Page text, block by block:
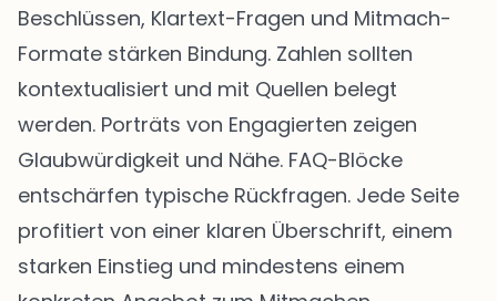
Beschlüssen, Klartext-Fragen und Mitmach-
Formate stärken Bindung. Zahlen sollten
kontextualisiert und mit Quellen belegt
werden. Porträts von Engagierten zeigen
Glaubwürdigkeit und Nähe. FAQ-Blöcke
entschärfen typische Rückfragen. Jede Seite
profitiert von einer klaren Überschrift, einem
starken Einstieg und mindestens einem